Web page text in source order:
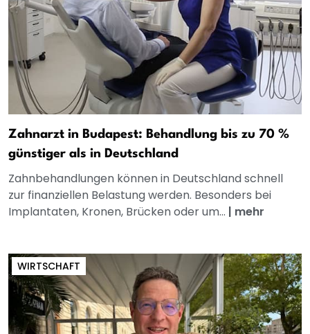
Zahnarzt in Budapest: Behandlung bis zu 70 %
günstiger als in Deutschland
Zahnbehandlungen können in Deutschland schnell
zur finanziellen Belastung werden. Besonders bei
Implantaten, Kronen, Brücken oder um... | mehr
WIRTSCHAFT